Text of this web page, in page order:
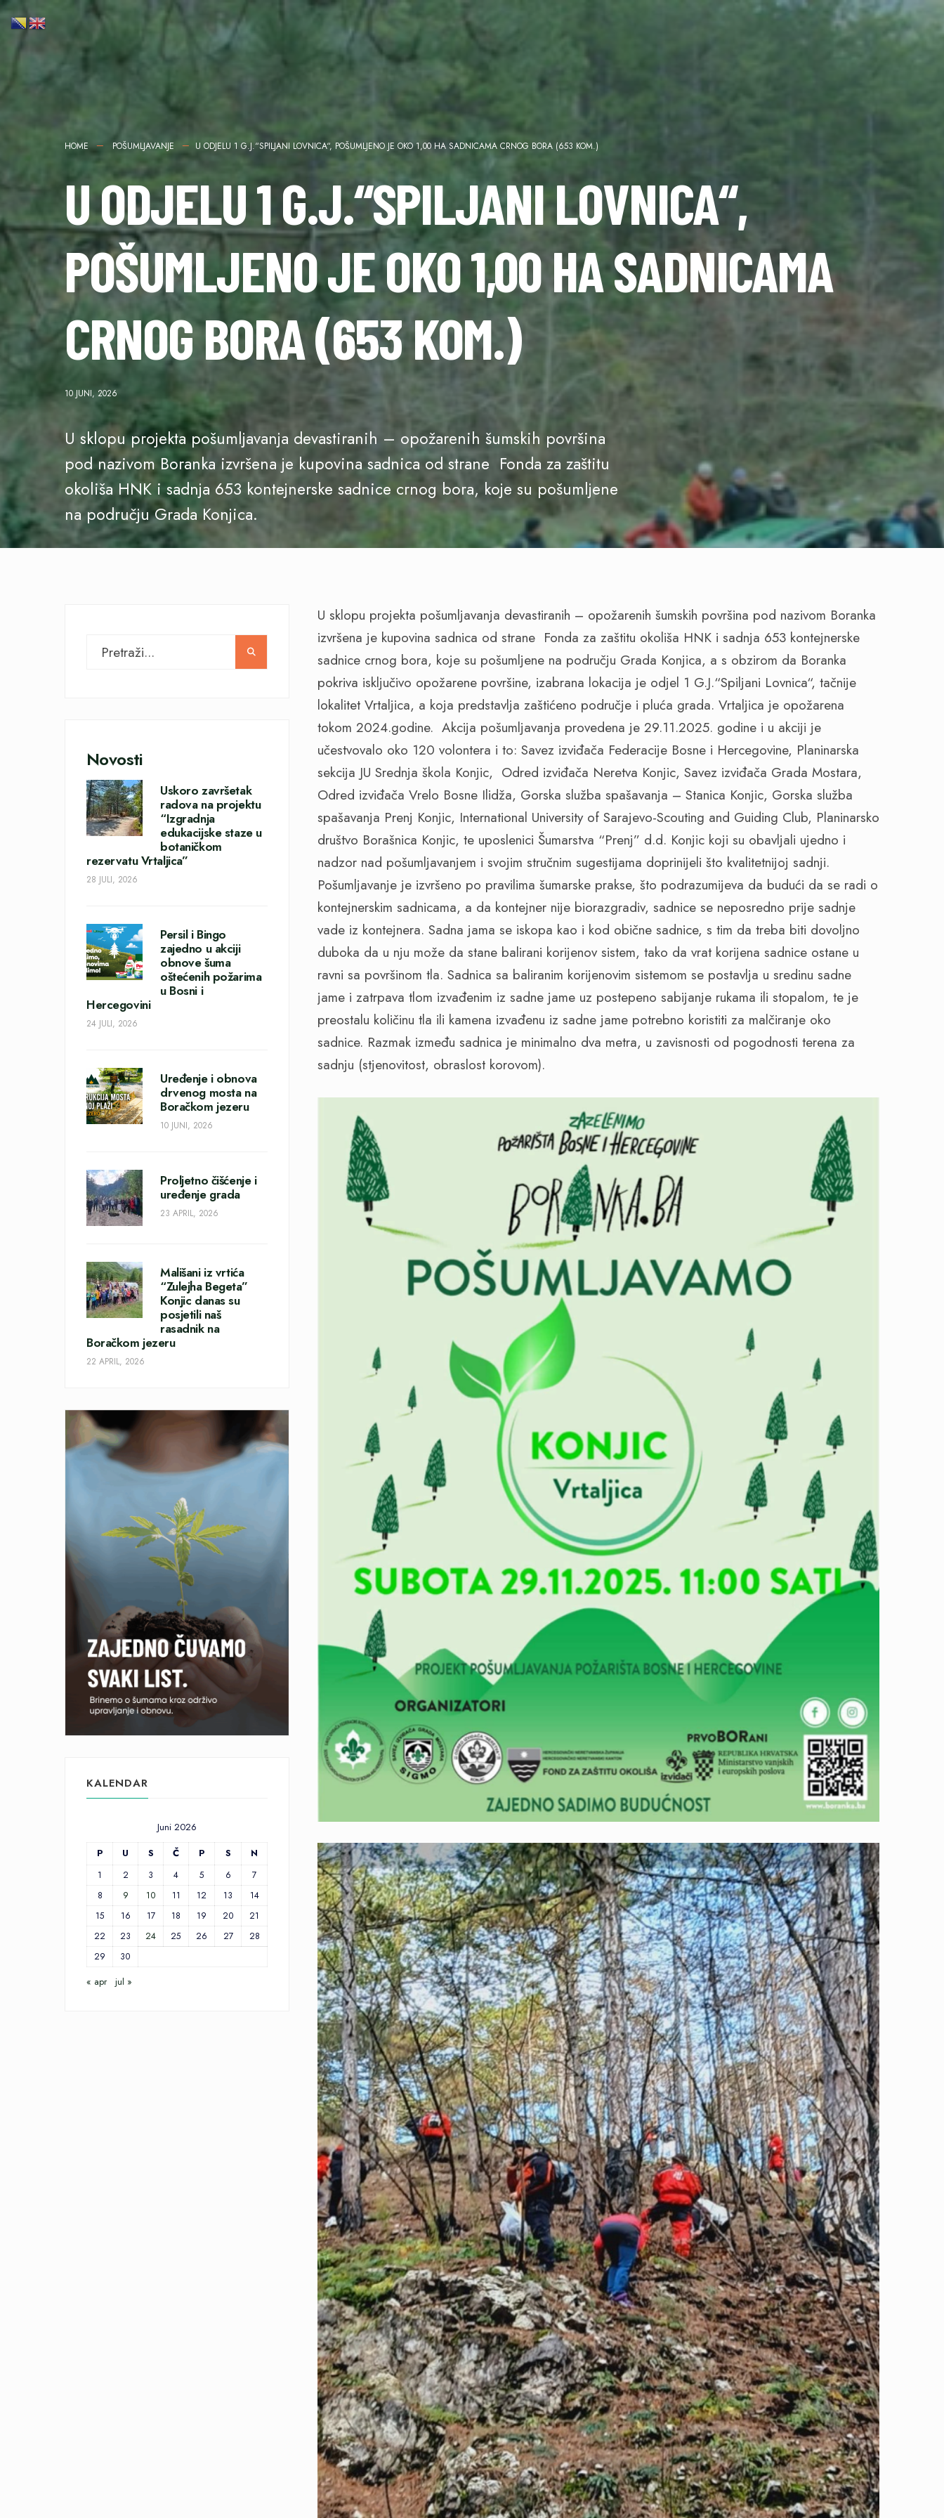
HOME POŠUMLJAVANJE U ODJELU 1 G.J.“SPILJANI LOVNICA“, POŠUMLJENO JE OKO 1,00 HA SADNICAMA CRNOG BORA (653 KOM.)
U ODJELU 1 G.J.“SPILJANI LOVNICA“,
POŠUMLJENO JE OKO 1,00 HA SADNICAMA
CRNOG BORA (653 KOM.)
10 JUNI, 2026
U sklopu projekta pošumljavanja devastiranih – opožarenih šumskih površina
pod nazivom Boranka izvršena je kupovina sadnica od strane Fonda za zaštitu
okoliša HNK i sadnja 653 kontejnerske sadnice crnog bora, koje su pošumljene
na području Grada Konjica.
U sklopu projekta pošumljavanja devastiranih – opožarenih šumskih površina pod nazivom Boranka
izvršena je kupovina sadnica od strane Fonda za zaštitu okoliša HNK i sadnja 653 kontejnerske
sadnice crnog bora, koje su pošumljene na području Grada Konjica, a s obzirom da Boranka
pokriva isključivo opožarene površine, izabrana lokacija je odjel 1 G.J.“Spiljani Lovnica“, tačnije
lokalitet Vrtaljica, a koja predstavlja zaštićeno područje i pluća grada. Vrtaljica je opožarena
tokom 2024.godine. Akcija pošumljavanja provedena je 29.11.2025. godine i u akciji je
učestvovalo oko 120 volontera i to: Savez izviđača Federacije Bosne i Hercegovine, Planinarska
sekcija JU Srednja škola Konjic, Odred izviđača Neretva Konjic, Savez izviđača Grada Mostara,
Odred izviđača Vrelo Bosne Ilidža, Gorska služba spašavanja – Stanica Konjic, Gorska služba
spašavanja Prenj Konjic, International University of Sarajevo-Scouting and Guiding Club, Planinarsko
društvo Borašnica Konjic, te uposlenici Šumarstva “Prenj” d.d. Konjic koji su obavljali ujedno i
nadzor nad pošumljavanjem i svojim stručnim sugestijama doprinijeli što kvalitetnijoj sadnji.
Pošumljavanje je izvršeno po pravilima šumarske prakse, što podrazumijeva da budući da se radi o
kontejnerskim sadnicama, a da kontejner nije biorazgradiv, sadnice se neposredno prije sadnje
vade iz kontejnera. Sadna jama se iskopa kao i kod obične sadnice, s tim da treba biti dovoljno
duboka da u nju može da stane balirani korijenov sistem, tako da vrat korijena sadnice ostane u
ravni sa površinom tla. Sadnica sa baliranim korijenovim sistemom se postavlja u sredinu sadne
jame i zatrpava tlom izvađenim iz sadne jame uz postepeno sabijanje rukama ili stopalom, te je
preostalu količinu tla ili kamena izvađenu iz sadne jame potrebno koristiti za malčiranje oko
sadnice. Razmak između sadnica je minimalno dva metra, u zavisnosti od pogodnosti terena za
sadnju (stjenovitost, obraslost korovom).
Novosti
Uskoro završetak
radova na projektu
“Izgradnja
edukacijske staze u
botaničkom
rezervatu Vrtaljica”
28 JULI, 2026
Persil i Bingo
zajedno u akciji
obnove šuma
oštećenih požarima
u Bosni i
Hercegovini
24 JULI, 2026
Uređenje i obnova
drvenog mosta na
Boračkom jezeru
10 JUNI, 2026
Proljetno čišćenje i
uređenje grada
23 APRIL, 2026
Mališani iz vrtića
“Zulejha Begeta”
Konjic danas su
posjetili naš
rasadnik na
Boračkom jezeru
22 APRIL, 2026
KALENDAR
Juni 2026
P
U S Č P S N
1 2 3 4 5 6
7
8
9 10 11 12 13
14
15
16 17 18 19 20
21
22
23 24 25 26 27
28
29
30
« apr jul »